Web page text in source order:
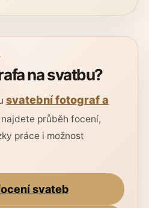
na svatbu?
svatební fotograf a
najdete průběh focení,
práce i možnost
svateb